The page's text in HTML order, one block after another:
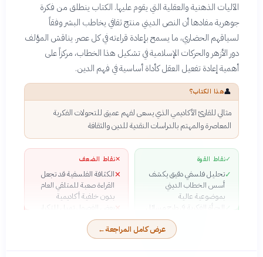
الآليات الذهنية والعقلية التي يقوم عليها. الكتاب ينطلق من فكرة
جوهرية مفادها أن النص الديني منتج ثقافي يخاطب البشر وفقاً
لسياقهم الحضاري، ما يسمح بإعادة قراءته في كل عصر. يناقش المؤلف
دور الأزهر والحركات الإسلامية في تشكيل هذا الخطاب، مركزاً على
أهمية إعادة تفعيل العقل كأداة أساسية في فهم الدين.
👤هذا الكتاب؟
مثالي للقارئ الأكاديمي الذي يسعى لفهم عميق للتحولات الفكرية
المعاصرة والمهتم بالدراسات النقدية للدين والثقافة
✓نقاط القوة
✓تحليل فلسفي دقيق يكشف
أسس الخطاب الديني
بموضوعية عالية
الجرأة الفكرية في طرح مسائل
شائكة حول علاقة الدين
استخدام أدوات نقدية متطورة
✕نقاط الضعف
✕الكثافة الفلسفية قد تجعل
القراءة صعبة للمتلقي العام
بدون خلفية أكاديمية
✕
بعض الفصول تميل للتكرار
خاصة حول مبدأ الحاكمية
والسلفيةعرض كامل المراجعة←